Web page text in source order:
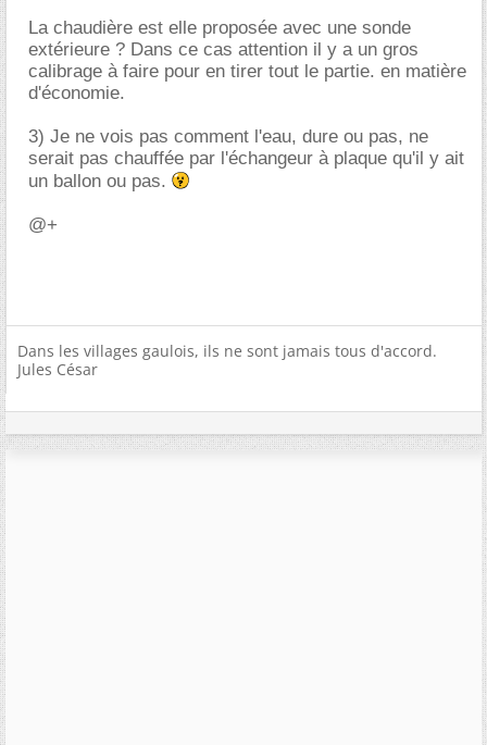
La chaudière est elle proposée avec une sonde
extérieure ? Dans ce cas attention il y a un gros
calibrage à faire pour en tirer tout le partie. en matière
d'économie.
3) Je ne vois pas comment l'eau, dure ou pas, ne
serait pas chauffée par l'échangeur à plaque qu'il y ait
un ballon ou pas.
@+
Dans les villages gaulois, ils ne sont jamais tous d'accord.
Jules César